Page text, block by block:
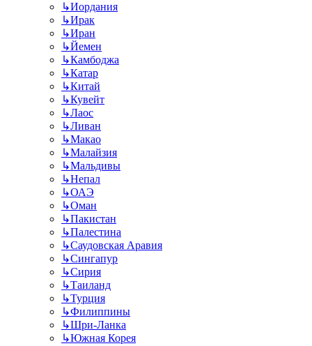
↳Иордания
↳Ирак
↳Иран
↳Йемен
↳Камбоджа
↳Катар
↳Китай
↳Кувейт
↳Лаос
↳Ливан
↳Макао
↳Малайзия
↳Мальдивы
↳Непал
↳ОАЭ
↳Оман
↳Пакистан
↳Палестина
↳Саудовская Аравия
↳Сингапур
↳Сирия
↳Таиланд
↳Турция
↳Филиппины
↳Шри-Ланка
↳Южная Корея